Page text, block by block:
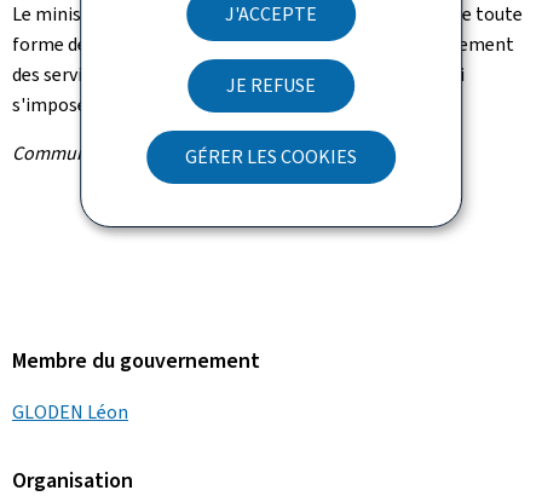
J'ACCEPTE
JE REFUSE
GÉRER LES COOKIES
Le ministère réaffirme sa détermination à lutter contre toute
forme de fraude ou d'abus, à garantir le bon fonctionnement
des services publics et à prendre toutes les mesures qui
s'imposeront à l'issue des investigations judiciaires.
Communiqué par le ministère des Affaires intérieures
Membre du gouvernement
GLODEN Léon
Organisation